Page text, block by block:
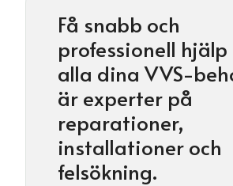
Få snabb och
professionell hjälp
alla dina VVS-
är experter på
reparationer,
installationer och
felsökning.